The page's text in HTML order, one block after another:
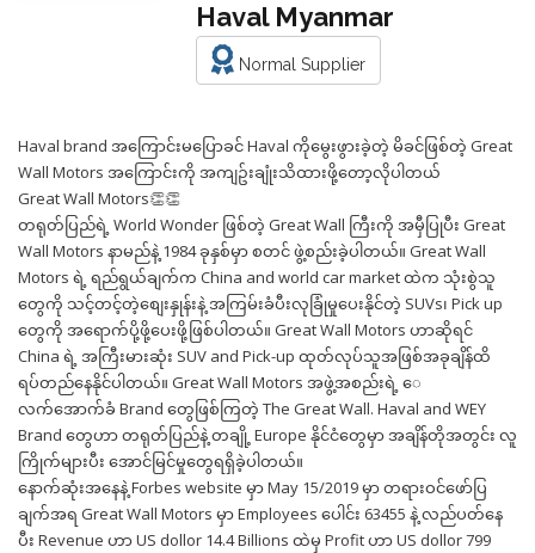
Haval Myanmar
Normal Supplier
Haval brand အကြောင်းမပြောခင် Haval ကိုမွေးဖွားခဲ့တဲ့ မိခင်ဖြစ်တဲ့ Great
Wall Motors အကြောင်းကို အကျဥ်းချုံးသိထားဖို့တော့လိုပါတယ်
Great Wall Motors👏👏
တရုတ်ပြည်ရဲ့ World Wonder ဖြစ်တဲ့ Great Wall ကြီးကို အမှီပြုပီး Great
Wall Motors နာမည်နဲ့ 1984 ခုနှစ်မှာ စတင် ဖွဲ့စည်းခဲ့ပါတယ်။ Great Wall
Motors ရဲ့ ရည်ရွယ်ချက်က China and world car market ထဲက သုံးစွဲသူ
တွေကို သင့်တင့်တဲ့စျေးနှုန်းနဲ့ အကြမ်းခံပီးလုခြုံမှုပေးနိုင်တဲ့ SUVs၊ Pick up
တွေကို အရောက်ပို့ဖို့ပေးဖို့ဖြစ်ပါတယ်။ Great Wall Motors ဟာဆိုရင်
China ရဲ့ အကြီးမားဆုံး SUV and Pick-up ထုတ်လုပ်သူအဖြစ်အခုချိန်ထိ
ရပ်တည်နေနိုင်ပါတယ်။ Great Wall Motors အဖွဲ့အစည်းရဲ့ ေ
လက်အောက်ခံ Brand တွေဖြစ်ကြတဲ့ The Great Wall. Haval and WEY
Brand တွေဟာ တရုတ်ပြည်နဲ့ တချို့ Europe နိုင်ငံတွေမှာ အချိန်တိုအတွင်း လူ
ကြိုက်များပီး အောင်မြင်မှုတွေရရှိခဲ့ပါတယ်။
နောက်ဆုံးအနေနဲ့ Forbes website မှာ May 15/2019 မှာ တရားဝင်ဖော်ပြ
ချက်အရ Great Wall Motors မှာ Employees ပေါင်း 63455 နဲ့ လည်ပတ်နေ
ပီး Revenue ဟာ US dollor 14.4 Billions ထဲမှ Profit ဟာ US dollor 799